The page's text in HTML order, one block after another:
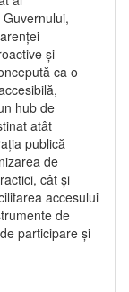
și
ca o
hub de
atât
publică
de
cât și
accesului
de
participare și